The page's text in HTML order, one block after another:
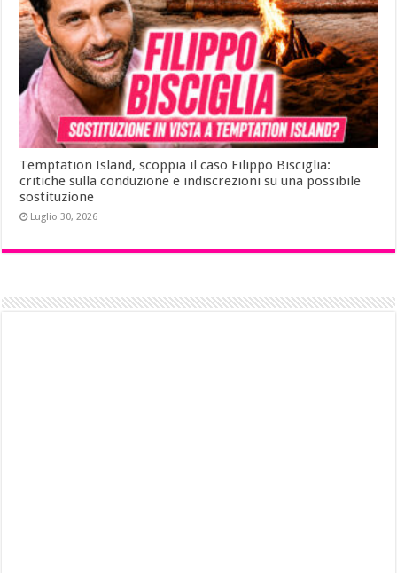
Temptation Island, scoppia il caso Filippo Bisciglia:
critiche sulla conduzione e indiscrezioni su una possibile
sostituzione
Luglio 30, 2026